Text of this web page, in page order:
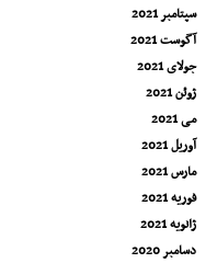
سپتامبر 2021
آگوست 2021
جولای 2021
ژوئن 2021
می 2021
آوریل 2021
مارس 2021
فوریه 2021
ژانویه 2021
دسامبر 2020